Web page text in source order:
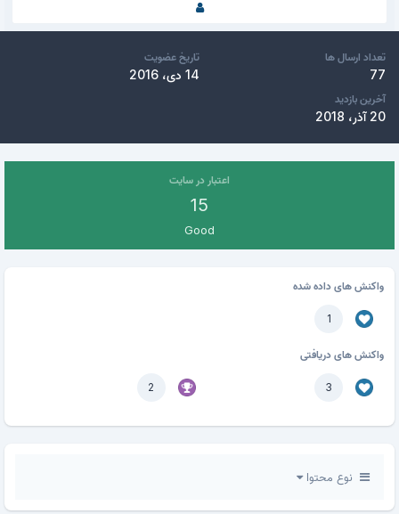
تعداد ارسال ها
77
تاریخ عضویت
14 دی، 2016
آخرین بازدید
20 آذر، 2018
اعتبار در سایت
15
Good
واکنش های داده شده
واکنش های دریافتی
3
2
نوع محتوا